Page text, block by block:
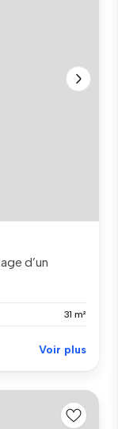
d’un
31 m²
Voir plus